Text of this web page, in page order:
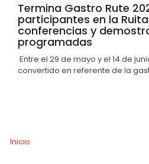
Termina Gastro Rute
participantes en la
conferencias y
programadas
Entre el 29 de mayo y el 14 de
convertido en referente de la
Inicio